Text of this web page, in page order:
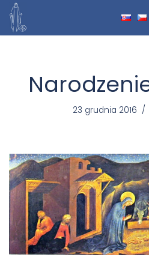
Przejdź
23 grudnia 2016